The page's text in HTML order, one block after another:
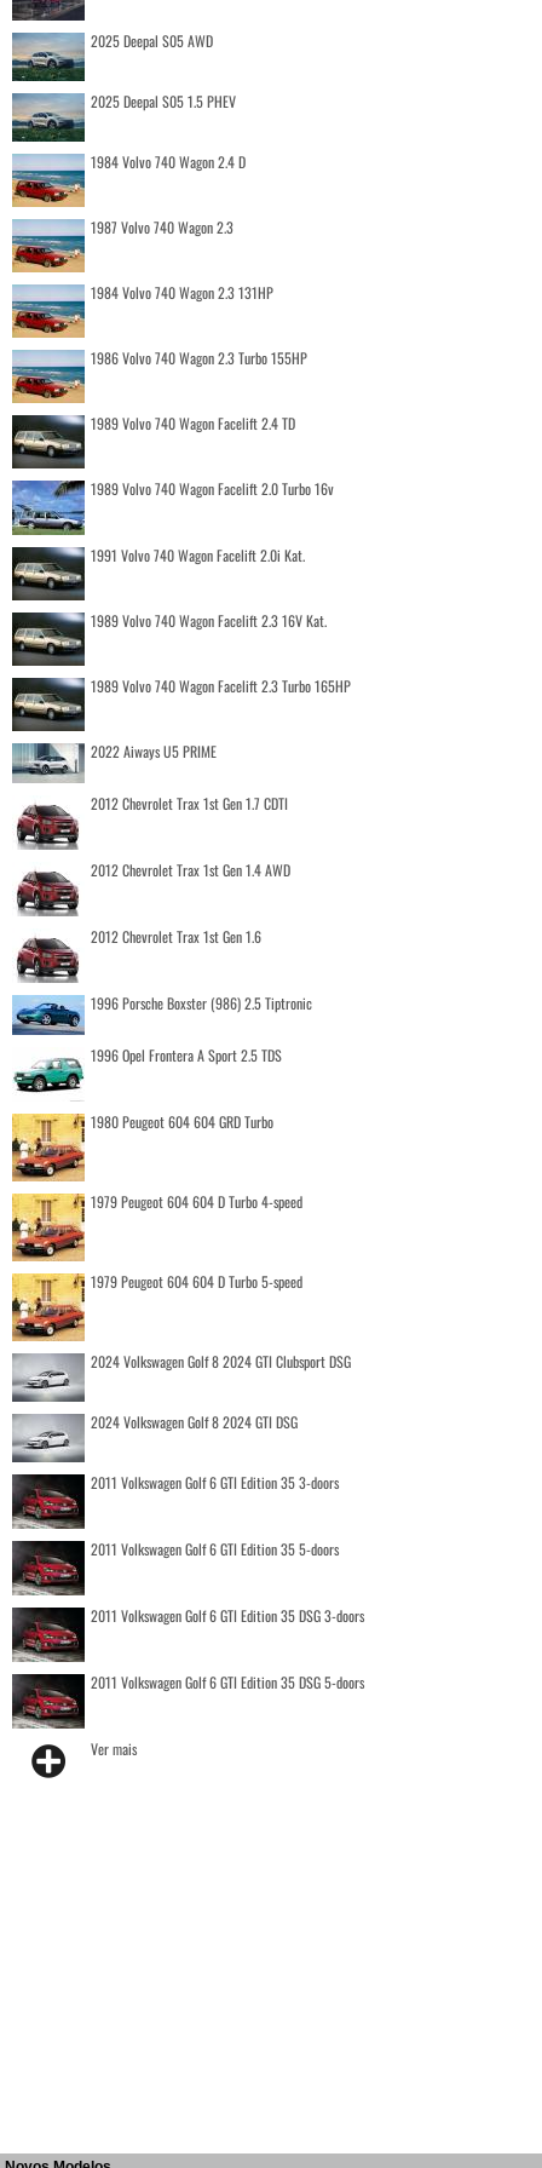
2025 Deepal S05 AWD
2025 Deepal S05 1.5 PHEV
1984 Volvo 740 Wagon 2.4 D
1987 Volvo 740 Wagon 2.3
1984 Volvo 740 Wagon 2.3 131HP
1986 Volvo 740 Wagon 2.3 Turbo 155HP
1989 Volvo 740 Wagon Facelift 2.4 TD
1989 Volvo 740 Wagon Facelift 2.0 Turbo 16v
1991 Volvo 740 Wagon Facelift 2.0i Kat.
1989 Volvo 740 Wagon Facelift 2.3 16V Kat.
1989 Volvo 740 Wagon Facelift 2.3 Turbo 165HP
2022 Aiways U5 PRIME
2012 Chevrolet Trax 1st Gen 1.7 CDTI
2012 Chevrolet Trax 1st Gen 1.4 AWD
2012 Chevrolet Trax 1st Gen 1.6
1996 Porsche Boxster (986) 2.5 Tiptronic
1996 Opel Frontera A Sport 2.5 TDS
1980 Peugeot 604 604 GRD Turbo
1979 Peugeot 604 604 D Turbo 4-speed
1979 Peugeot 604 604 D Turbo 5-speed
2024 Volkswagen Golf 8 2024 GTI Clubsport DSG
2024 Volkswagen Golf 8 2024 GTI DSG
2011 Volkswagen Golf 6 GTI Edition 35 3-doors
2011 Volkswagen Golf 6 GTI Edition 35 5-doors
2011 Volkswagen Golf 6 GTI Edition 35 DSG 3-doors
2011 Volkswagen Golf 6 GTI Edition 35 DSG 5-doors
Ver mais